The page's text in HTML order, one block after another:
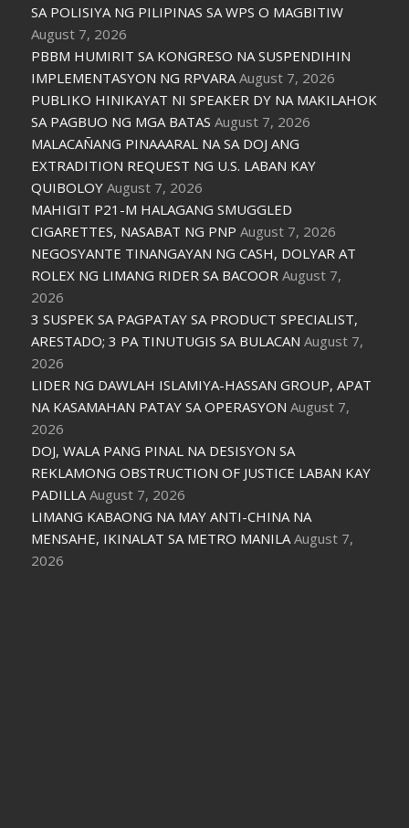
SA POLISIYA NG PILIPINAS SA WPS O MAGBITIW
August 7, 2026
PBBM HUMIRIT SA KONGRESO NA SUSPENDIHIN
IMPLEMENTASYON NG RPVARA August 7, 2026
PUBLIKO HINIKAYAT NI SPEAKER DY NA MAKILAHOK
SA PAGBUO NG MGA BATAS August 7, 2026
MALACAÑANG PINAAARAL NA SA DOJ ANG
EXTRADITION REQUEST NG U.S. LABAN KAY
QUIBOLOY August 7, 2026
MAHIGIT P21-M HALAGANG SMUGGLED
CIGARETTES, NASABAT NG PNP August 7, 2026
NEGOSYANTE TINANGAYAN NG CASH, DOLYAR AT
ROLEX NG LIMANG RIDER SA BACOOR August 7,
2026
3 SUSPEK SA PAGPATAY SA PRODUCT SPECIALIST,
ARESTADO; 3 PA TINUTUGIS SA BULACAN August 7,
2026
LIDER NG DAWLAH ISLAMIYA-HASSAN GROUP, APAT
NA KASAMAHAN PATAY SA OPERASYON August 7,
2026
DOJ, WALA PANG PINAL NA DESISYON SA
REKLAMONG OBSTRUCTION OF JUSTICE LABAN KAY
PADILLA August 7, 2026
LIMANG KABAONG NA MAY ANTI-CHINA NA
MENSAHE, IKINALAT SA METRO MANILA August 7,
2026